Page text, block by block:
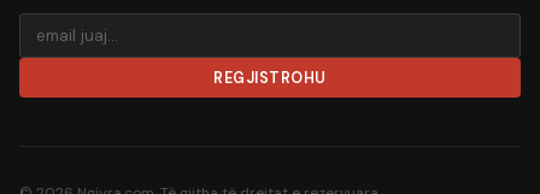
REGJISTROHU